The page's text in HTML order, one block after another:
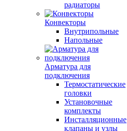
радиаторы
Конвекторы
Внутрипольные
Напольные
Арматура для
подключения
Термостатические
головки
Установочные
комплекты
Инсталляционные
клапаны и узлы